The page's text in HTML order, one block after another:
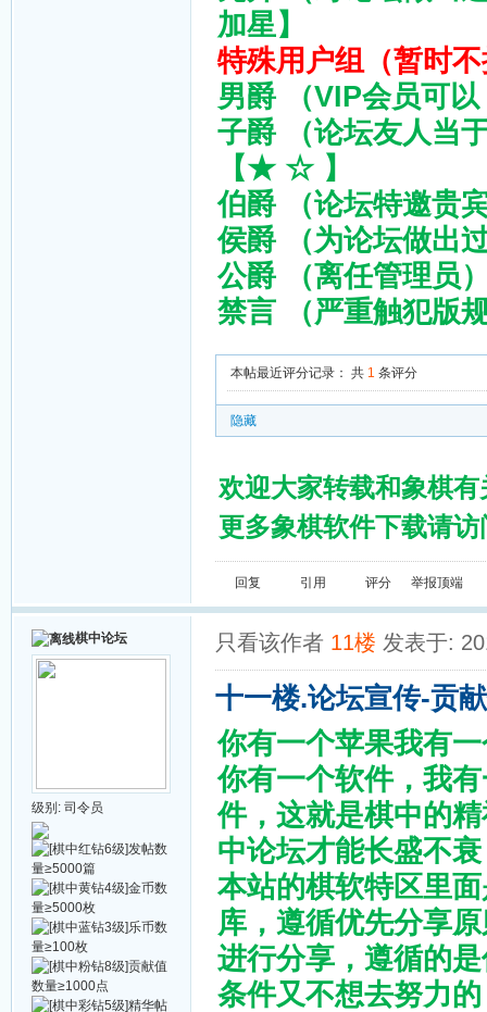
加星】
特殊用户组（暂时
男爵 （VIP会员可
子爵 （论坛友人当
【★ ☆ 】
伯爵 （论坛特邀贵
侯爵 （为论坛做出
公爵 （离任管理
禁言 （严重触犯版
本帖最近评分记录： 共 1 条评分
隐藏
欢迎大家转载和象棋
更多象棋软件下载请
回复 引用 评分 举报顶端
棋中论坛
级别: 司令员
只看该作者 11楼 发表于:
十一楼.论坛宣传-贡
你有一个苹果我有
你有一个软件，我
件，这就是棋中的
中论坛才能长盛不
本站的棋软特区里
库，遵循优先分享
进行分享，遵循的
条件又不想去努力